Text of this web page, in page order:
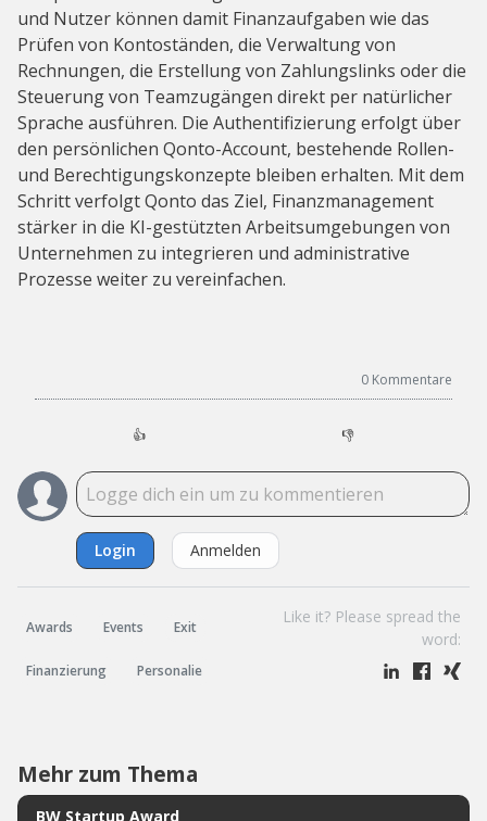
und Nutzer können damit Finanzaufgaben wie das
Prüfen von Kontoständen, die Verwaltung von
Rechnungen, die Erstellung von Zahlungslinks oder die
Steuerung von Teamzugängen direkt per natürlicher
Sprache ausführen. Die Authentifizierung erfolgt über
den persönlichen Qonto-Account, bestehende Rollen-
und Berechtigungskonzepte bleiben erhalten. Mit dem
Schritt verfolgt Qonto das Ziel, Finanzmanagement
stärker in die KI-gestützten Arbeitsumgebungen von
Unternehmen zu integrieren und administrative
Prozesse weiter zu vereinfachen.
0 Kommentare
👍 👎
Login Anmelden
Awards Events Exit
Finanzierung Personalie
Like it? Please spread the
word:
Mehr zum Thema
BW Startup Award